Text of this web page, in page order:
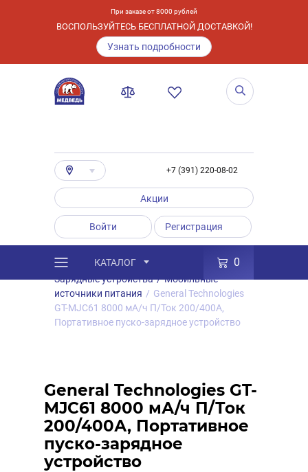
При заказе от 8000 рублей
ВОСПОЛЬЗУЙТЕСЬ БЕСПЛАТНОЙ ДОСТАВКОЙ!
Узнать подробности
+7 (391) 220-08-02
Акции
Войти Регистрация
КАТАЛОГ 0
Каталог / Товары Аксессуары
/
Зарядные устройства / Мобильные
источники питания / General Technologies
GT-MJC61 8000 мА/ч П/Ток 200/400А,
Портативное пуско-зарядное устройство
General Technologies GT-
MJC61 8000 мА/ч П/Ток
200/400А, Портативное
пуско-зарядное
устройство